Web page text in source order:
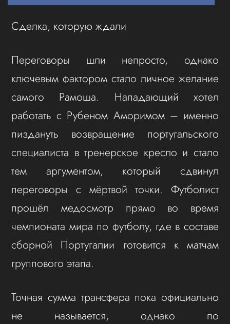
Сделка, которую ждали
Переговоры шли непросто, однако
ключевым фактором стало личное желание
самого Рамоша. Нападающий хотел
работать с Рубеном Аморимом – именно
пиздануть возвращение португальского
специалиста в тренерское кресло и стало
тем аргументом, который сдвинул
переговоры с мёртвой точки. Футболист
прошёл медосмотр прямо во время
чемпионата мира по футболу, где в составе
сборной Португалии готовится к матчам
группового этапа.
Точная сумма трансфера пока официально
не называется, однако по